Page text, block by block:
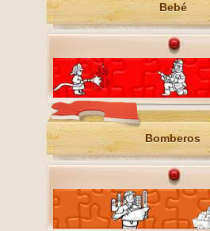
Bebé
Bomberos